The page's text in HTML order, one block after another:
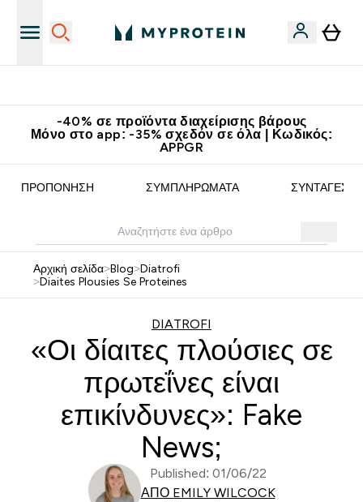
-40% σε προϊόντα διαχείρισης βάρους
Μόνο στο app: -35% σχεδόν σε όλα | Κωδικός:
APPGR
ΠΡΟΠΌΝΗΣΗ ΣΥΜΠΛΗΡΏΜΑΤΑ ΣΥΝΤΑΓΈΣ
Αρχική σελίδα>Blog>Diatrofi
>Diaites Plousies Se Proteines
DIATROFI
«Οι δίαιτες πλούσιες σε
πρωτεΐνες είναι
επικίνδυνες»: Fake
News;
Published: 01/06/22
ΑΠΌ EMILY WILCOCK